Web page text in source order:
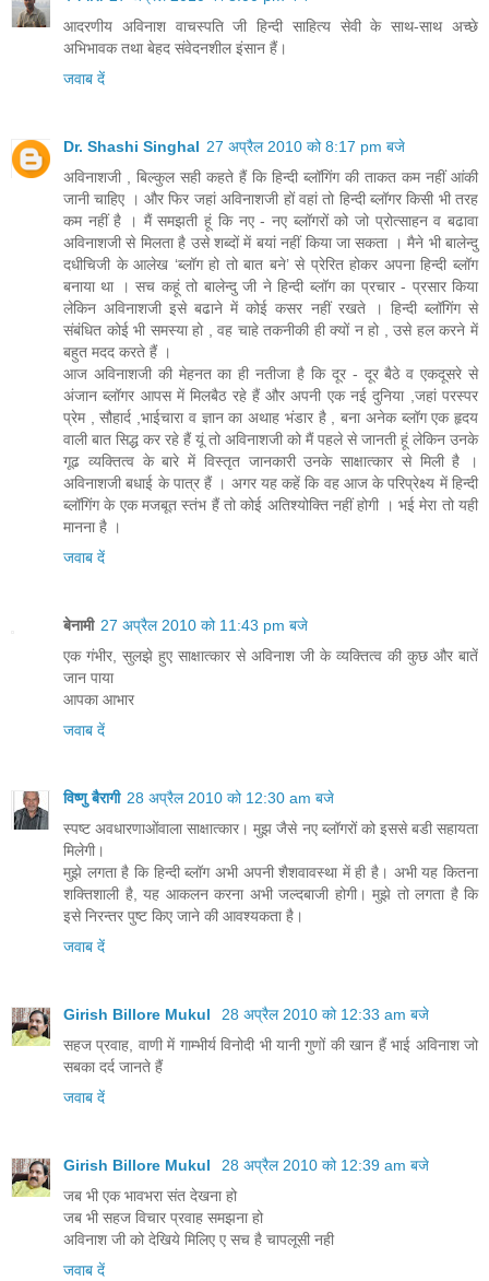
आदरणीय अविनाश वाचस्पति जी हिन्दी साहित्य सेवी के साथ-साथ अच्छे
अभिभावक तथा बेहद संवेदनशील इंसान हैं।
जवाब दें
Dr. Shashi Singhal 27 अप्रैल 2010 को 8:17 pm बजे
अविनाशजी , बिल्कुल सही कहते हैं कि हिन्दी ब्लॉगिंग की ताकत कम नहीं आंकी
जानी चाहिए । और फिर जहां अविनाशजी हों वहां तो हिन्दी ब्लॉगर किसी भी तरह
कम नहीं है । मैं समझती हूं कि नए - नए ब्लॉगरों को जो प्रोत्साहन व बढावा
अविनाशजी से मिलता है उसे शब्दों में बयां नहीं किया जा सकता । मैने भी बालेन्दु
दधीचिजी के आलेख ‘ब्‍लॉग हो तो बात बने’ से प्रेरित होकर अपना हिन्दी ब्लॉग
बनाया था । सच कहूं तो बालेन्दु जी ने हिन्दी ब्लॉग का प्रचार - प्रसार किया
लेकिन अविनाशजी इसे बढाने में कोई कसर नहीं रखते । हिन्दी ब्लॉगिंग से
संबंधित कोई भी समस्या हो , वह चाहे तकनीकी ही क्यों न हो , उसे हल करने में
बहुत मदद करते हैं ।
आज अविनाशजी की मेहनत का ही नतीजा है कि दूर - दूर बैठे व एकदूसरे से
अंजान ब्लॉगर आपस में मिलबैठ रहे हैं और अपनी एक नई दुनिया ,जहां परस्पर
प्रेम , सौहार्द ,भाईचारा व ज्ञान का अथाह भंडार है , बना अनेक ब्लॉग एक हृदय
वाली बात सिद्ध कर रहे हैं यूं तो अविनाशजी को मैं पहले से जानती हूं लेकिन उनके
गूढ व्यक्तित्व के बारे में विस्तृत जानकारी उनके साक्षात्कार से मिली है ।
अविनाशजी बधाई के पात्र हैं । अगर यह कहें कि वह आज के परिप्रेक्ष्य में हिन्दी
ब्लॉगिंग के एक मजबूत स्तंभ हैं तो कोई अतिश्योक्ति नहीं होगी । भई मेरा तो यही
मानना है ।
जवाब दें
बेनामी 27 अप्रैल 2010 को 11:43 pm बजे
एक गंभीर, सुलझे हुए साक्षात्कार से अविनाश जी के व्यक्तित्व की कुछ और बातें
जान पाया
आपका आभार
जवाब दें
विष्णु बैरागी 28 अप्रैल 2010 को 12:30 am बजे
स्‍पष्‍ट अवधारणाओंवाला साक्षात्‍कार। मुझ जैसे नए ब्‍लॉगरों को इससे बडी सहायता
मिलेगी।
मुझे लगता है कि हिन्‍दी ब्‍लॉग अभी अपनी शैशवावस्‍था में ही है। अभी यह कितना
शक्तिशाली है, यह आकलन करना अभी जल्‍दबाजी होगी। मुझे तो लगता है कि
इसे निरन्‍तर पुष्‍ट किए जाने की आवश्‍यकता है।
जवाब दें
Girish Billore Mukul
28 अप्रैल 2010 को 12:33 am बजे
सहज प्रवाह, वाणी में गाम्भीर्य विनोदी भी यानी गुणों की खान हैं भाई अविनाश जो
सबका दर्द जानते हैं
जवाब दें
Girish Billore Mukul
28 अप्रैल 2010 को 12:39 am बजे
जब भी एक भावभरा संत देखना हो
जब भी सहज विचार प्रवाह समझना हो
अविनाश जी को देखिये मिलिए ए सच है चापलूसी नही
जवाब दें